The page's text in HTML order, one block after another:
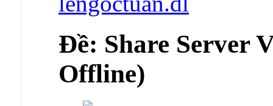
Ðề: Share Server
Offline)